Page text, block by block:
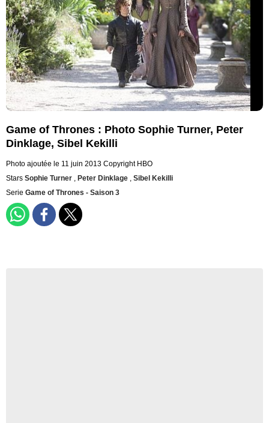
Game of Thrones : Photo Sophie Turner, Peter
Dinklage, Sibel Kekilli
Photo ajoutée le 11 juin 2013 Copyright HBO
Stars Sophie Turner , Peter Dinklage , Sibel Kekilli
Serie Game of Thrones - Saison 3